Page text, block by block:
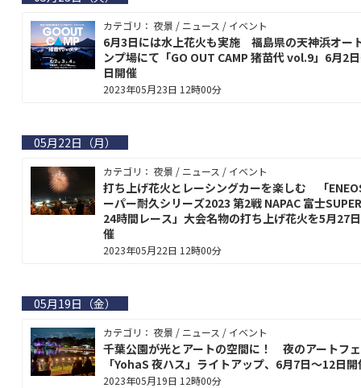
カテゴリ： 夜景 / ニュース / イベント
6月3日には水上花火も実施 福島県の天神浜オー
ンプ場にて「GO OUT CAMP 猪苗代 vol.9」6月2
日開催
2023年05月23日 12時00分
05月22日（月）
カテゴリ： 夜景 / ニュース / イベント
打ち上げ花火とレーシングカーを楽しむ 「
ーパー耐久シリーズ2023 第2戦 NAPAC 富士
24時間レース」大会名物の打ち上げ花火を5月27
催
2023年05月22日 12時00分
05月19日（金）
カテゴリ： 夜景 / ニュース / イベント
千葉公園が光とアートの空間に！ 夜のアートフ
「YohaS 夜ハス」ライトアップ、6月7日～12日開
2023年05月19日 12時00分